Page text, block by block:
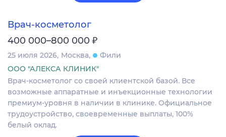
Врач-косметолог
400 000–800 000 ₽
25 июля 2026 Москва
Фили
ООО "АЛЕКСА КЛИНИК"
Врач-косметолог со своей клиентской базой. Все
возможные аппаратные и инъекционные технологии
премиум-уровня в наличии в клинике. Официальное
трудоустройство, своевременные выплаты, 100%
белый оклад.